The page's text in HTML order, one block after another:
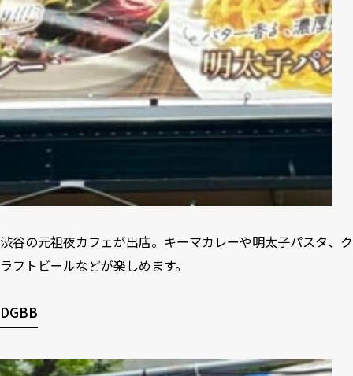
渋谷の元祖夜カフェが出店。キーマカレーや明太子パスタ、ク
ラフトビールなどが楽しめます。
DGBB